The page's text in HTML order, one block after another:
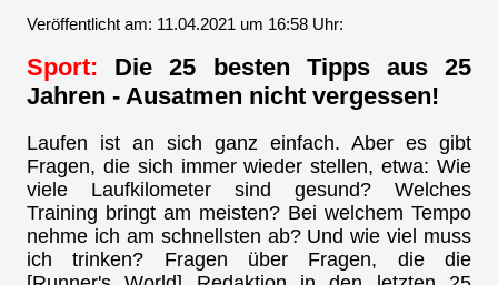
Veröffentlicht am: 11.04.2021 um 16:58 Uhr:
Sport: Die 25 besten Tipps aus 25
Jahren - Ausatmen nicht vergessen!
Laufen ist an sich ganz einfach. Aber es gibt
Fragen, die sich immer wieder stellen, etwa: Wie
viele Laufkilometer sind gesund? Welches
Training bringt am meisten? Bei welchem Tempo
nehme ich am schnellsten ab? Und wie viel muss
ich trinken? Fragen über Fragen, die die